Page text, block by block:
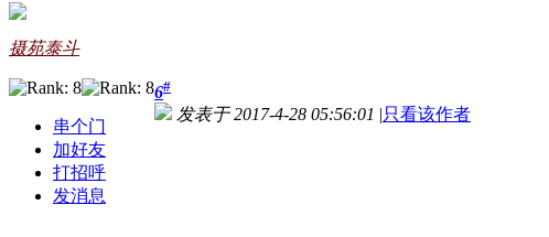
摄苑泰斗
串个门
加好友
打招呼
发消息
6#
发表于 2017-4-28 05:56:01 |只看该作者